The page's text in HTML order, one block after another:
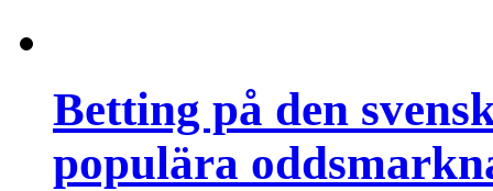
Betting på den
populära